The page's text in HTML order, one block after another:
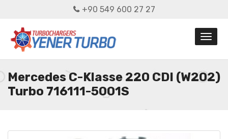
+90 549 600 27 27
Mercedes C-Klasse 220 CDI (W202)
Turbo 716111-5001S